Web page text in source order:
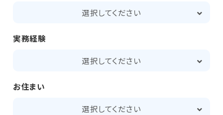
選択してください
実務経験
選択してください
お住まい
選択してください